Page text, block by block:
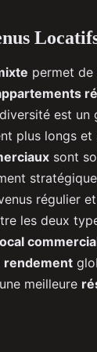
permet de
est un
plus longs
sont
régulier
les deux
rendement
meilleure